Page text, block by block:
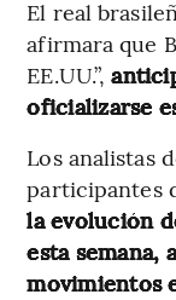
El real
afirmara que
EE.UU.”,
oficializarse
Los analistas
participantes
la evolución
esta semana,
movimientos